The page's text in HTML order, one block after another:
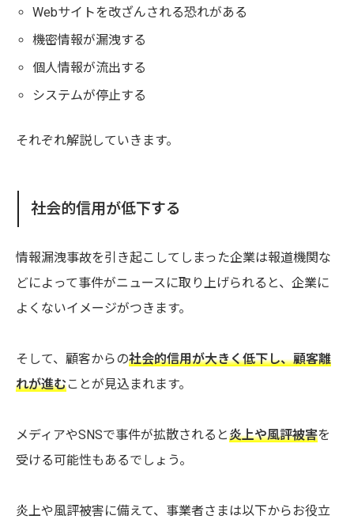
Webサイトを改ざんされる恐れがある
機密情報が漏洩する
個人情報が流出する
システムが停止する
それぞれ解説していきます。
社会的信用が低下する
情報漏洩事故を引き起こしてしまった企業は報道機関な
どによって事件がニュースに取り上げられると、企業に
よくないイメージがつきます。
そして、顧客からの社会的信用が大きく低下し、顧客離
れが進むことが見込まれます。
メディアやSNSで事件が拡散されると炎上や風評被害を
受ける可能性もあるでしょう。
炎上や風評被害に備えて、事業者さまは以下からお役立